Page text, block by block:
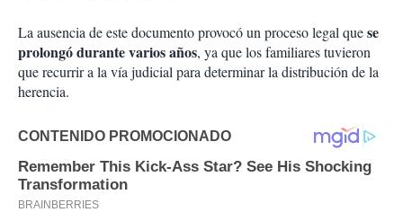
La ausencia de este documento provocó un proceso legal quese
prolongó durante varios años, ya que los familiares tuvieron
que recurrir a la vía judicial para determinar la distribución de la
herencia.